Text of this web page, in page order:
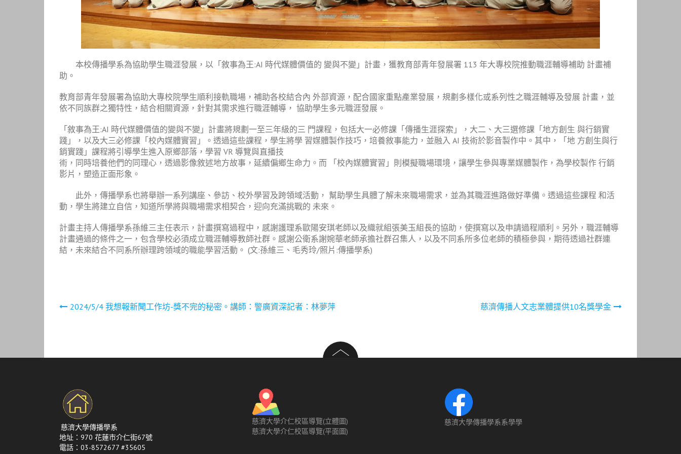
本校傳播學系為協助學生職涯發展，以「敘事為王:AI 時代媒體價值的 變與不變」計畫，獲教育部青年發展署 113 年大專校院推動職涯輔導補助 計畫補
助。
教育部青年發展署為協助大專校院學生順利接軌職場，補助各校結合內 外部資源，配合國家重點產業發展，規劃多樣化或系列性之職涯輔導及發展 計畫，並
依不同族群之獨特性，結合相關資源，針對其需求進行職涯輔導， 協助學生多元職涯發展。
「敘事為王:AI 時代媒體價值的變與不變」計畫將規劃一至三年級的三 門課程，包括大一必修課「傳播生涯探索」，大二、大三選修課「地方創生 與行銷實
踐」，以及大三必修課「校內媒體實習」。透過這些課程，學生將學 習媒體製作技巧，培養敘事能力，並融入 AI 技術於影音製作中。其中，「地 方創生與行
銷實踐」課程將引導學生進入原鄉部落，學習 VR 導覽與直播技
術，同時培養他們的同理心，透過影像敘述地方故事，延續偏鄉生命力。而 「校內媒體實習」則模擬職場環境，讓學生參與專業媒體製作，為學校製作 行銷
影片，塑造正面形象。
此外，傳播學系也將舉辦一系列講座、參訪、校外學習及跨領域活動， 幫助學生具體了解未來職場需求，並為其職涯進路做好準備。透過這些課程 和活
動，學生將建立自信，知道所學將與職場需求相契合，迎向充滿挑戰的 未來。
計畫主持人傳播學系孫維三主任表示，計畫撰寫過程中，感謝護理系歐陽安琪老師以及織就組張美玉組長的協助，使撰寫以及申請過程順利。另外，職涯輔導
計畫通過的條件之一，包含學校必須成立職涯輔導教師社群。感謝公衛系謝婉華老師承擔社群召集人，以及不同系所多位老師的積極參與，期待透過社群連
結，未來結合不同系所辦理跨領域的職能學習活動。 (文:孫維三、毛秀玲/照片:傳播學系)
文
導
2024/5/4 我想報新聞工作坊-獎不完的秘密。講師：警廣資深記者：林夢萍 慈濟傳播人文志業體提供10名獎學金
慈濟大學傳播學系
地址：970 花蓮市介仁街67號
電話：03-8572677 #35605
慈濟大學介仁校區導覽(立體圖)
慈濟大學介仁校區導覽(平面圖)
慈濟大學傳播學系系學學